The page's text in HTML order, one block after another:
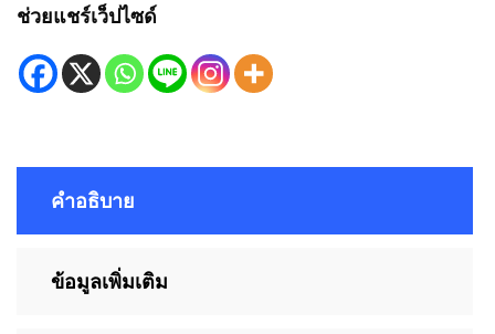
ช่วยแชร์เว็ปไซด์
คำอธิบาย
ข้อมูลเพิ่มเติม